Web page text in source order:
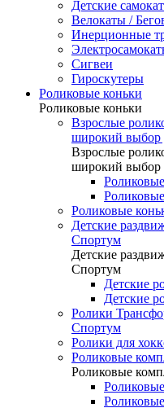
Детские
Велокаты /
Инерционные
Сигвеи
Гироскутеры
Роликовые коньки
Роликовые коньки
Взрослые
широкий выбор
Взрослые
широкий выбор
Роликовые
Детские
Спортум
Детские
Спортум
Детские
Детские
Ролики
Спортум
Ролики для
Роликовые
Роликовые